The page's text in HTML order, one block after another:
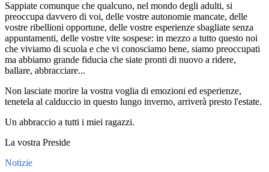
Sappiate comunque che qualcuno, nel mondo degli adulti, si
preoccupa davvero di voi, delle vostre autonomie mancate, delle
vostre ribellioni opportune, delle vostre esperienze sbagliate senza
appuntamenti, delle vostre vite sospese: in mezzo a tutto questo noi
che viviamo di scuola e che vi conosciamo bene, siamo preoccupati
ma abbiamo grande fiducia che siate pronti di nuovo a ridere,
ballare, abbracciare...
Non lasciate morire la vostra voglia di emozioni ed esperienze,
tenetela al calduccio in questo lungo inverno, arriverà presto l'estate.
Un abbraccio a tutti i miei ragazzi.
La vostra Preside
Notizie